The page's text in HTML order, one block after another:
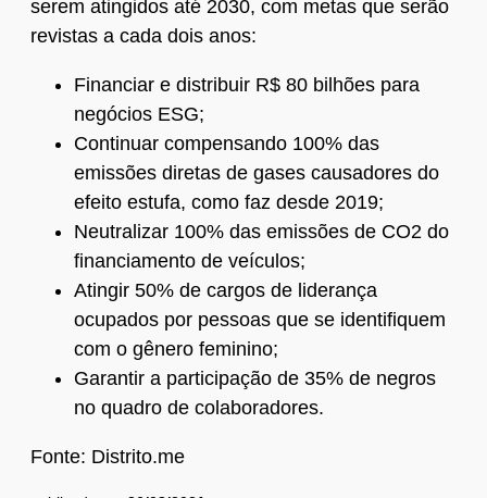
serem atingidos até 2030, com metas que serão
revistas a cada dois anos:
Financiar e distribuir R$ 80 bilhões para
negócios ESG;
Continuar compensando 100% das
emissões diretas de gases causadores do
efeito estufa, como faz desde 2019;
Neutralizar 100% das emissões de CO2 do
financiamento de veículos;
Atingir 50% de cargos de liderança
ocupados por pessoas que se identifiquem
com o gênero feminino;
Garantir a participação de 35% de negros
no quadro de colaboradores.
Fonte: Distrito.me